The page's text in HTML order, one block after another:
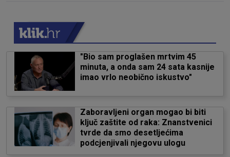
"Bio sam proglašen mrtvim 45
minuta, a onda sam 24 sata kasnije
imao vrlo neobično iskustvo"
Zaboravljeni organ mogao bi biti
ključ zaštite od raka: Znanstvenici
tvrde da smo desetljećima
podcjenjivali njegovu ulogu